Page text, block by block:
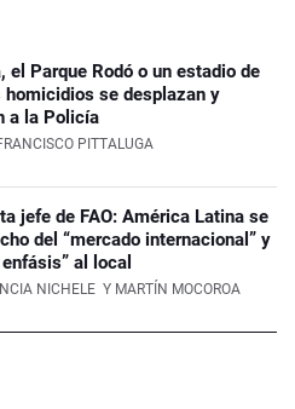
el Parque Rodó o un estadio de
homicidios se desplazan y
a la Policía
PITTALUGA
jefe de FAO: América Latina se
del “mercado internacional” y
al local
NICHELE Y MARTÍN MOCOROA